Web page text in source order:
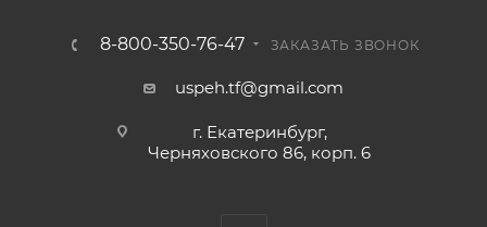
8-800-350-76-47 ЗАКАЗАТЬ ЗВОНОК
uspeh.tf@gmail.com
г. Екатеринбург,
Черняховского 86, корп. 6​